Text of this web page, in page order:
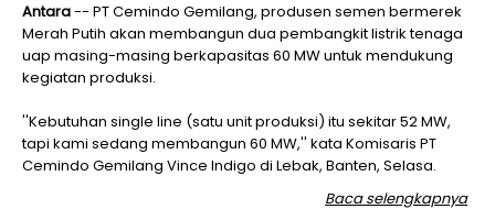
Antara-- PT Cemindo Gemilang, produsen semen bermerek
Merah Putih akan membangun dua pembangkit listrik tenaga
uap masing-masing berkapasitas 60 MW untuk mendukung
kegiatan produksi.
''Kebutuhan single line (satu unit produksi) itu sekitar 52 MW,
tapi kami sedang membangun 60 MW,'' kata Komisaris PT
Cemindo Gemilang Vince Indigo di Lebak, Banten, Selasa.
Baca selengkapnya